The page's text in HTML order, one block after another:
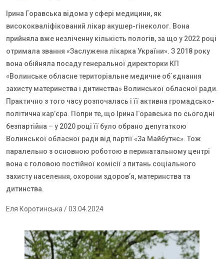
Ірина Горавська відома у сфері медицини, як
висококваліфікований лікар акушер-гінеколог. Вона
прийняла вже незліченну кількість пологів, за що у 2022 році
отримала звання «Заслужена лікарка України». З 2018 року
вона обійняла посаду генеральної директорки КП
«Волинське обласне територіальне медичне об`єднання
захисту материнства і дитинства» Волинської обласної ради.
Практично з того часу розпочалась і її активна громадсько-
політична кар’єра. Попри те, що Ірина Горавська по сьогодні
безпартійна – у 2020 році її було обрано депутаткою
Волинської обласної ради від партії «За Майбутнє». Тож
паралельно з основною роботою в перинатальному центрі
вона є головою постійної комісії з питань соціального
захисту населення, охорони здоров’я, материнства та
дитинства.
Еля Коротинська / 03.04.2024